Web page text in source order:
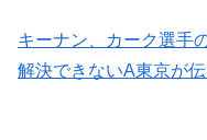
キーナン、カーク選手
解決できないA東京が